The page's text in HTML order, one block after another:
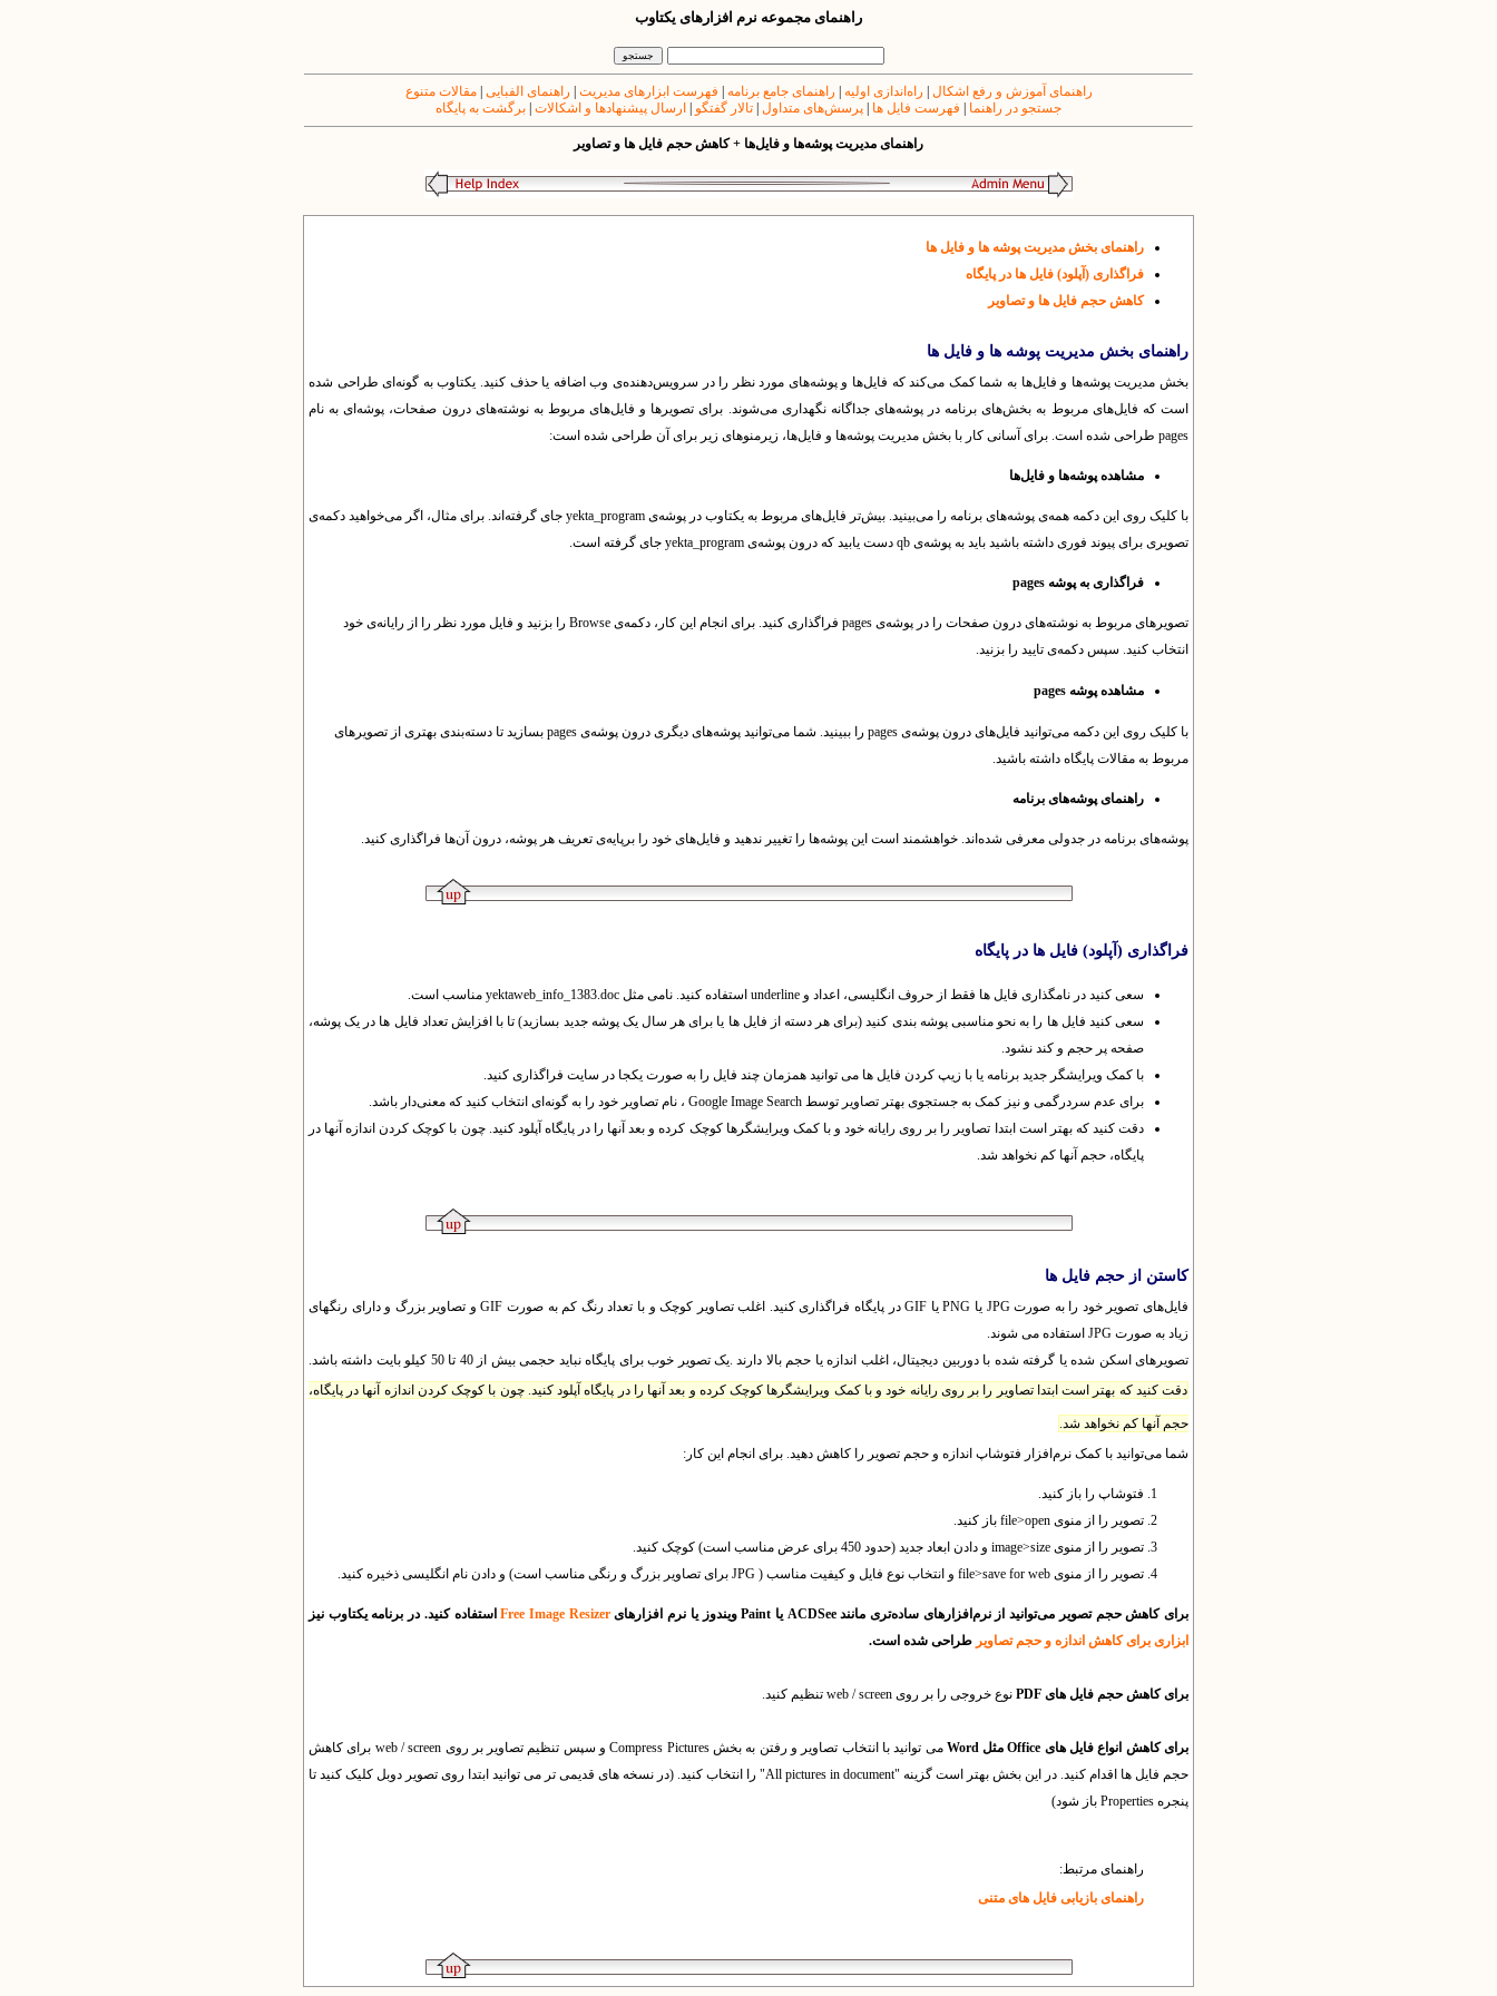
راهنمای مجموعه نرم افزارهای یکتاوب
راهنمای آموزش و رفع اشکال راه‌اندازی اولیه راهنمای جامع برنامه فهرست ابزارهای مدیریت راهنمای الفبایی |مقالات متنوع
جستجو در راهنما
فهرست فایل ها پرسش‌های متداول تالار گفتگو ارسال پیشنهادها و اشکالات برگشت به پایگاه
راهنمای مدیریت پوشه‌ها و فایل‌ها + کاهش حجم فایل ها و تصاویر
راهنمای بخش مدیریت پوشه ها و فایل ها
فراگذاری (آپلود) فایل ها در پایگاه
کاهش حجم فایل ها و تصاویر
راهنمای بخش مدیریت پوشه ها و فایل ها
بخش مدیریت پوشه‌ها و فایل‌ها به شما کمک می‌کند که فایل‌ها و پوشه‌های مورد نظر را در سرویس‌دهنده‌ی وب اضافه یا حذف کنید. یکتاوب به گونه‌ای طراحی شده
است که فایل‌های مربوط به بخش‌های برنامه در پوشه‌های جداگانه نگهداری می‌شوند. برای تصویرها و فایل‌های مربوط به نوشته‌های درون صفحات، پوشه‌ای به نام
pages طراحی شده است. برای آسانی کار با بخش مدیریت پوشه‌ها و فایل‌ها، زیرمنوهای زیر برای آن طراحی شده است:
مشاهده پوشه‌ها و فایل‌ها
با کلیک روی این دکمه همه‌ی پوشه‌های برنامه را می‌بینید. بیش‌تر فایل‌های مربوط به یکتاوب در پوشه‌ی yekta_program جای گرفته‌اند. برای مثال، اگر می‌خواهید دکمه‌ی
تصویری برای پیوند فوری داشته باشید باید به پوشه‌ی qb دست یابید که درون پوشه‌ی yekta_program جای گرفته است.
فراگذاری به پوشه pages
تصویرهای مربوط به نوشته‌های درون صفحات را در پوشه‌ی pages فراگذاری کنید. برای انجام این کار، دکمه‌ی Browse را بزنید و فایل مورد نظر را از رایانه‌ی خود
انتخاب کنید. سپس دکمه‌ی تایید را بزنید.
مشاهده پوشه pages
با کلیک روی این دکمه می‌توانید فایل‌های درون پوشه‌ی pages را ببینید. شما می‌توانید پوشه‌های دیگری درون پوشه‌ی pages بسازید تا دسته‌بندی بهتری از تصویرهای
مربوط به مقالات پایگاه داشته باشید.
راهنمای پوشه‌های برنامه
پوشه‌های برنامه در جدولی معرفی شده‌اند. خواهشمند است این پوشه‌ها را تغییر ندهید و فایل‌های خود را برپایه‌ی تعریف هر پوشه، درون آن‌ها فراگذاری کنید.
فراگذاری (آپلود) فایل ها در پایگاه
سعی کنید در نامگذاری فایل ها فقط از حروف انگلیسی، اعداد و underline استفاده کنید. نامی مثل yektaweb_info_1383.doc مناسب است.
سعی کنید فایل ها را به نحو مناسبی پوشه بندی کنید (برای هر دسته از فایل ها یا برای هر سال یک پوشه جدید بسازید) تا با افزایش تعداد فایل ها در یک پوشه،
صفحه پر حجم و کند نشود.
با کمک ویرایشگر جدید برنامه یا با زیپ کردن فایل ها می توانید همزمان چند فایل را به صورت یکجا در سایت فراگذاری کنید.
براى عدم سردرگمى و نیز کمک به جستجوى بهتر تصاویر توسط Google Image Search ، نام تصاویر خود را به گونه‌اى انتخاب کنید که معنى‌دار باشد.
دقت کنید که بهتر است ابتدا تصاویر را بر روی رایانه خود و با کمک ویرایشگرها کوچک کرده و بعد آنها را در پایگاه آپلود کنید. چون با کوچک کردن اندازه آنها در
پایگاه، حجم آنها کم نخواهد شد.
کاستن از حجم فایل ها
فایل‌هاى تصویر خود را به صورت JPG یا PNG یا GIF در پایگاه فراگذارى کنید. اغلب تصاویر کوچک و با تعداد رنگ کم به صورت GIF و تصاویر بزرگ و دارای رنگهای
زیاد به صورت JPG استفاده می شوند.
تصویرهای اسکن شده یا گرفته شده با دوربین دیجیتال، اغلب اندازه یا حجم بالا دارند .یک تصویر خوب براى پایگاه نباید حجمى بیش از 40 تا 50 کیلو بایت داشته باشد.
دقت کنید که بهتر است ابتدا تصاویر را بر روی رایانه خود و با کمک ویرایشگرها کوچک کرده و بعد آنها را در پایگاه آپلود کنید. چون با کوچک کردن اندازه آنها در پایگاه،
حجم آنها کم نخواهد شد.
شما می‌توانید با کمک نرم‌افزار فتوشاپ اندازه و حجم تصویر را کاهش دهید. برای انجام این کار:
فتوشاپ را باز کنید.
تصویر را از منوى file>open باز کنید.
تصویر را از منوى image>size و دادن ابعاد جدید (حدود 450 براى عرض مناسب است) کوچک کنید.
تصویر را از منوى file>save for web و انتخاب نوع فایل و کیفیت مناسب ( JPG براى تصاویر بزرگ و رنگى مناسب است) و دادن نام انگلیسى ذخیره کنید.
براى کاهش حجم تصویر می‌توانید از نرم‌افزارهاى ساده‌ترى مانند ACDSee یا Paint ویندوز یا نرم افزارهای Free Image Resizerاستفاده کنید. در برنامه یکتاوب نیز
ابزاری برای کاهش اندازه و حجم تصاویر طراحی شده است.
برای کاهش حجم فایل های PDF نوع خروجی را بر روی web / screen تنظیم کنید.
برای کاهش انواع فایل های Office مثل Word
می توانید با انتخاب تصاویر و رفتن به بخش Compress Pictures و سپس تنظیم تصاویر بر روی web / screen برای کاهش
حجم فایل ها اقدام کنید. در این بخش بهتر است گزینه "All pictures in document" را انتخاب کنید. (در نسخه های قدیمی تر می توانید ابتدا روی تصویر دوبل کلیک کنید تا
پنجره Properties باز شود)
راهنمای مرتبط:
راهنمای بازیابی فایل های متنی